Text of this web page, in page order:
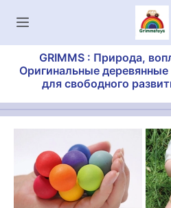
GRIMMS : Природа,
Оригинальные
для свободного